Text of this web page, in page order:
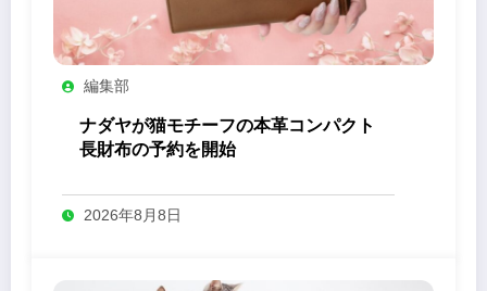
編集部
ナダヤが猫モチーフの本革コンパクト
長財布の予約を開始
2026年8月8日